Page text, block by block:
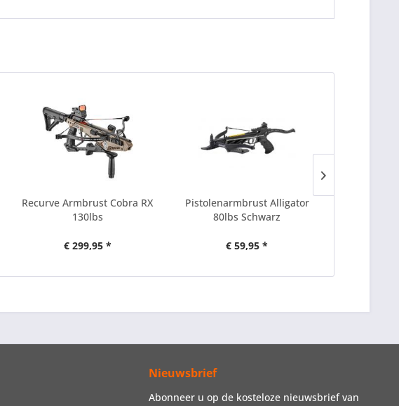
Recurve Armbrust Cobra RX
130lbs
€ 299,95 *
Pistolenarmbrust Alligator
80lbs Schwarz
€ 59,95 *
Nieuwsbrief
Abonneer u op de kosteloze nieuwsbrief van